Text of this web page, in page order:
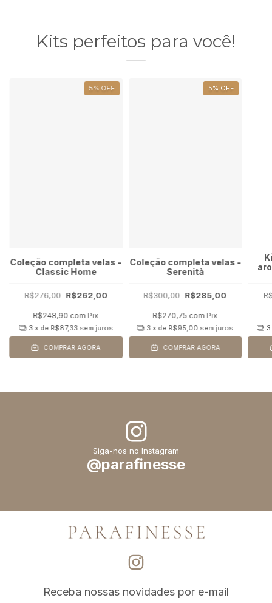
Kits perfeitos para você!
5% OFF
Coleção completa velas -
Classic Home
R$276,00 R$262,00
R$248,90 com Pix
3 x de R$87,33 sem juros
COMPRAR AGORA
5% OFF
Coleção completa velas -
Serenità
R$300,00 R$285,00
R$270,75 com Pix
3 x de R$95,00 sem juros
COMPRAR AGORA
3
Siga-nos no Instagram
@parafinesse
Receba nossas novidades por e-mail